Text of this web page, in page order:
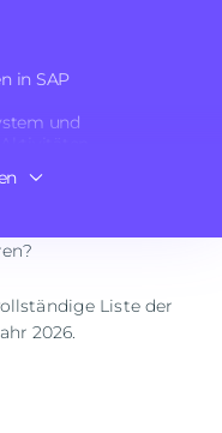
in SAP
und
für Tausende
DasERP-System
der
Liste der
2026.